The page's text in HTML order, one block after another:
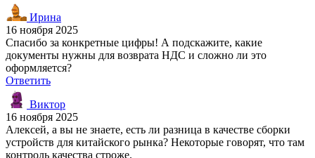
Ирина
16 ноября 2025
Спасибо за конкретные цифры! А подскажите, какие
документы нужны для возврата НДС и сложно ли это
оформляется?
Ответить
Виктор
16 ноября 2025
Алексей, а вы не знаете, есть ли разница в качестве сборки
устройств для китайского рынка? Некоторые говорят, что там
контроль качества строже.